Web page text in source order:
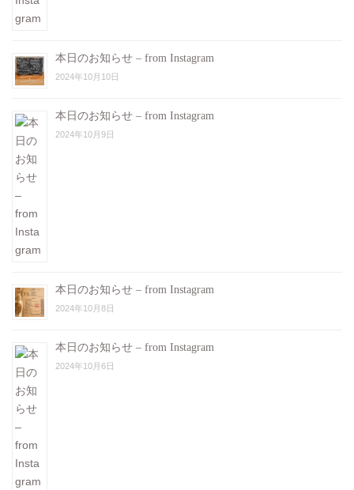
本日のお知らせ – from Instagram
2024年10月10日
本日のお知らせ – from Instagram
2024年10月9日
本日のお知らせ – from Instagram
2024年10月8日
本日のお知らせ – from Instagram
2024年10月6日